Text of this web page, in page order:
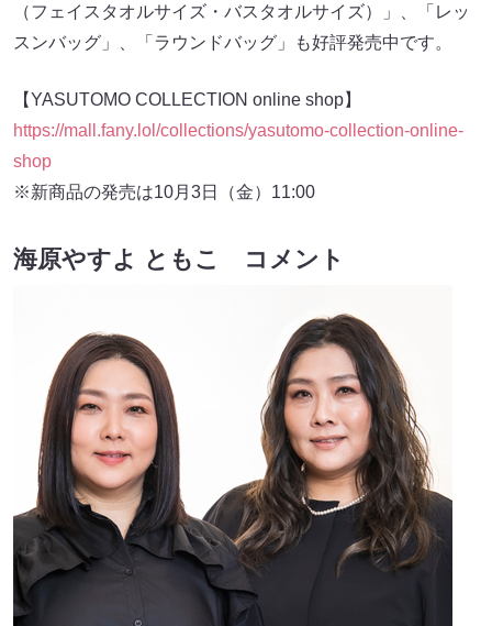
（フェイスタオルサイズ・バスタオルサイズ）」、「レッ
スンバッグ」、「ラウンドバッグ」も好評発売中です。
【YASUTOMO COLLECTION online shop】
https://mall.fany.lol/collections/yasutomo-collection-online-
shop
※新商品の発売は10月3日（金）11:00
海原やすよ ともこ コメント